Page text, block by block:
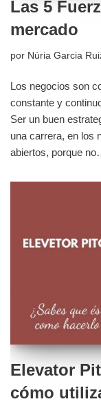
Las 5
mercado
por Núria Garcia
Los negocios son
constante y
Ser un buen
una carrera, en los
abiertos, porque
Elevator
cómo